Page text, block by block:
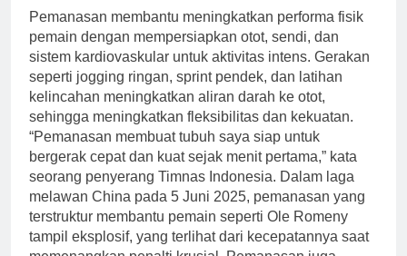
Pemanasan membantu meningkatkan performa fisik
pemain dengan mempersiapkan otot, sendi, dan
sistem kardiovaskular untuk aktivitas intens. Gerakan
seperti jogging ringan, sprint pendek, dan latihan
kelincahan meningkatkan aliran darah ke otot,
sehingga meningkatkan fleksibilitas dan kekuatan.
“Pemanasan membuat tubuh saya siap untuk
bergerak cepat dan kuat sejak menit pertama,” kata
seorang penyerang Timnas Indonesia. Dalam laga
melawan China pada 5 Juni 2025, pemanasan yang
terstruktur membantu pemain seperti Ole Romeny
tampil eksplosif, yang terlihat dari kecepatannya saat